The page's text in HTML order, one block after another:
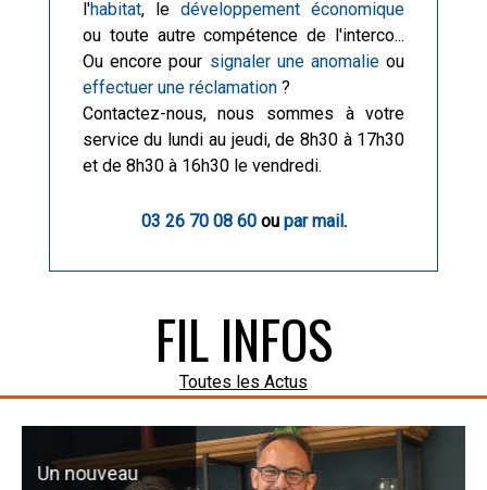
l'habitat, ledéveloppement économique
ou toute autre compétence de l'interco...
Ou encore pour signaler une anomalieou
effectuer une réclamation?
Contactez-nous, nous sommes à votre
service du lundi au jeudi, de 8h30 à 17h30
et de 8h30 à 16h30 le vendredi.
03 26 70 08 60ou par mail.
FIL INFOS
Toutes les Actus
Un nouveau